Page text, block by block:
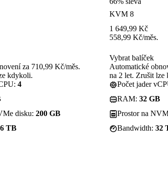
za 710,99 Kč/měs.
kdykoli.
4
disku: 200 GB
TB
KVM 8
1 649,99 Kč
558,99 Kč/měs.
Vybrat balíček
Automatické
na 2 let. Zrušit lze
Počet jader
RAM: 32 GB
Prostor na
Bandwidth: 32